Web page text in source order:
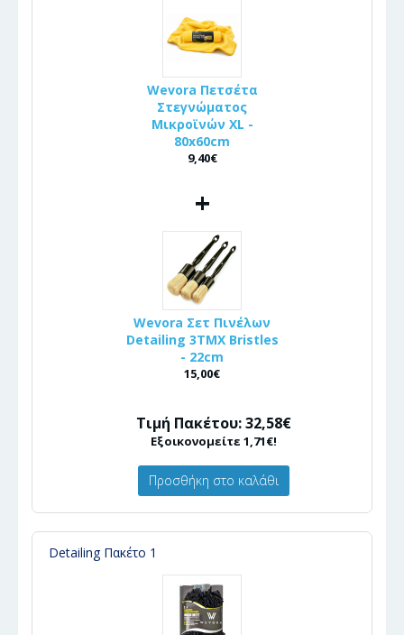
Wevora Πετσέτα
Στεγνώματος
Μικροϊνών XL -
80x60cm
9,40€
+
Wevora Σετ Πινέλων
Detailing 3ΤΜΧ Bristles
- 22cm
15,00€
Τιμή Πακέτου: 32,58€
Εξοικονομείτε 1,71€!
Προσθήκη στο καλάθι
Detailing Πακέτο 1